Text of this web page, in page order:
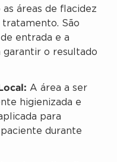
áreas de flacidez
São
entrada e a
o resultado
A área a ser
higienizada e
para
durante